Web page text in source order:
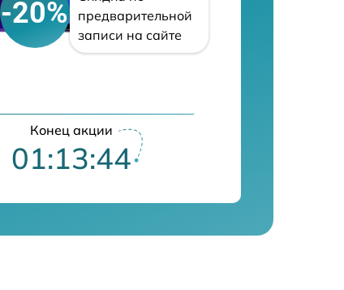
-20%
предварительной
записи на сайте
Конец акции
01:13:43